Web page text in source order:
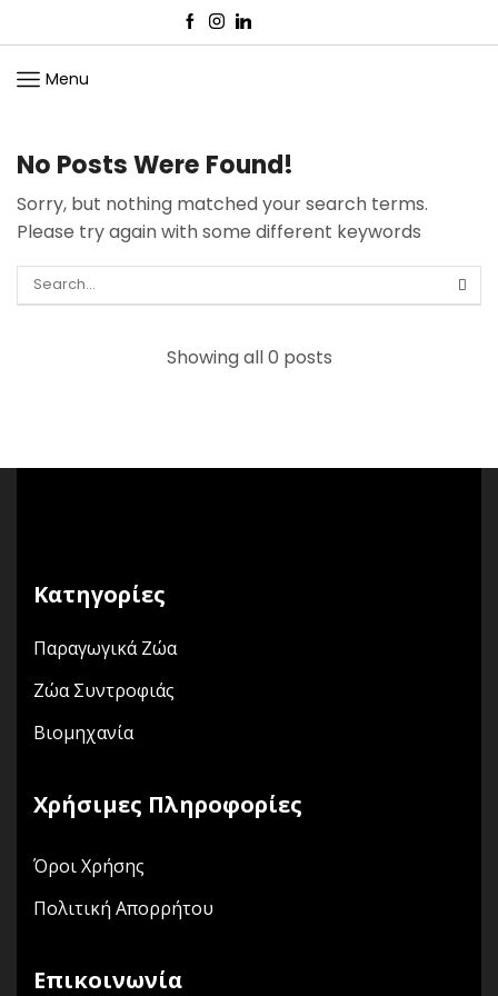
Menu
No Posts Were Found!
Sorry, but nothing matched your search terms.
Please try again with some different keywords
Showing all 0 posts
Κατηγορίες
Παραγωγικά Ζώα
Ζώα Συντροφιάς
Βιομηχανία
Χρήσιμες Πληροφορίες
Όροι Χρήσης
Πολιτική Απορρήτου
Επικοινωνία